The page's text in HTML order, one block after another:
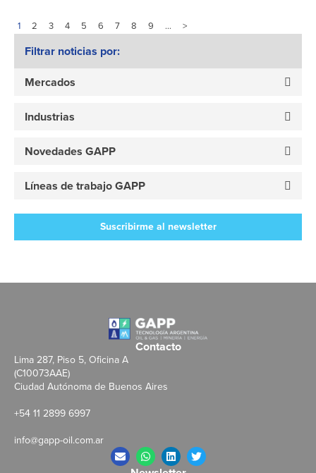
Filtrar noticias por:
Mercados
Industrias
Novedades GAPP
Líneas de trabajo GAPP
Suscribirme al newsletter
1 2 3 4 5 6 7 8 9 … >
Contacto
Lima 287, Piso 5, Oficina A
(C10073AAE)
Ciudad Autónoma de Buenos Aires
+54 11 2899 6997
info@gapp-oil.com.ar